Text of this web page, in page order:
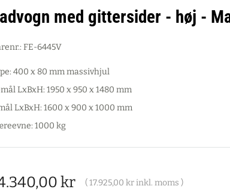
med gittersider - høj -
FE-6445V
400 x 80 mm massivhjul
LxBxH: 1950 x 950 x 1480 mm
LxBxH: 1600 x 900 x 1000 mm
1000 kg
kr (17.925,00 krinkl. moms )